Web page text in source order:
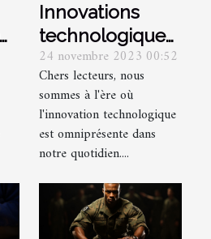
Innovations
technologiques
: Les gadgets
tendance à offrir
en cadeau
24 novembre 2023 00:52
Chers lecteurs, nous
sommes à l'ère où
l'innovation technologique
est omniprésente dans
notre quotidien....